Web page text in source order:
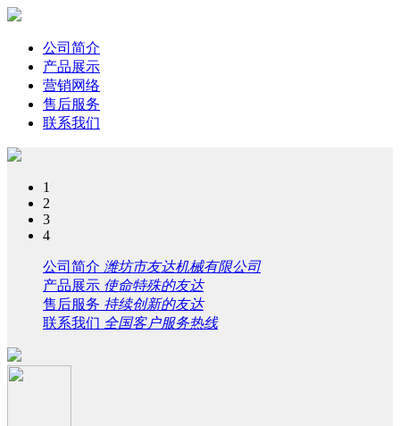
公司简介
产品展示
营销网络
售后服务
联系我们
1
2
3
4
公司简介 潍坊市友达机械有限公司
产品展示 使命特殊的友达
售后服务 持续创新的友达
联系我们 全国客户服务热线